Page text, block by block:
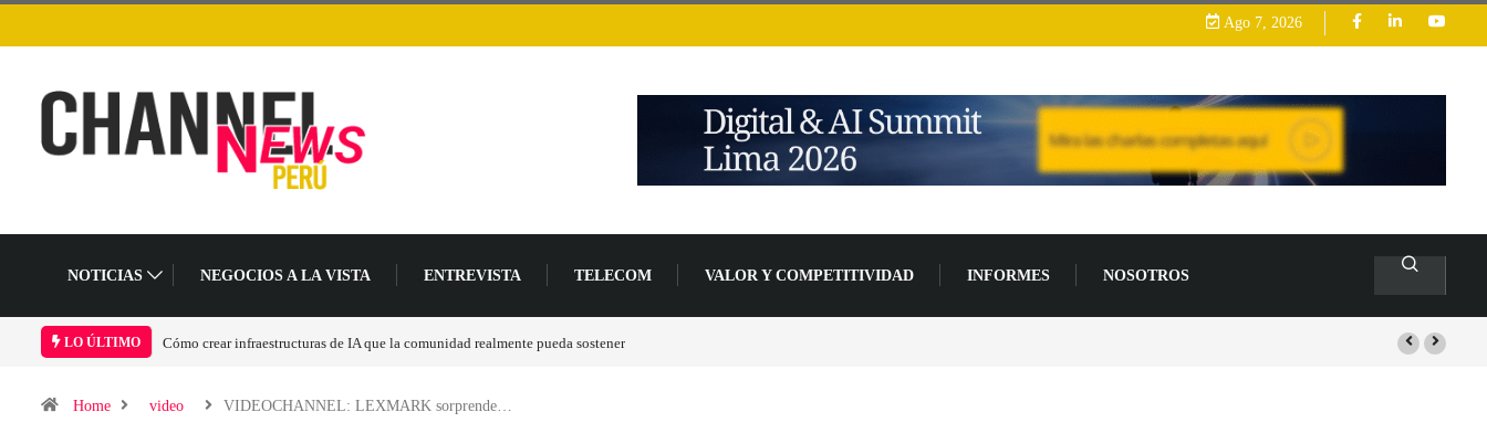
Ago 7, 2026
NOTICIAS NEGOCIOS A LA VISTA ENTREVISTA TELECOM VALOR Y COMPETITIVIDAD INFORMES NOSOTROS
LO ÚLTIMO Cómo crear infraestructuras de IA que la comunidad realmente pueda sostener
Home video VIDEOCHANNEL: LEXMARK sorprende…